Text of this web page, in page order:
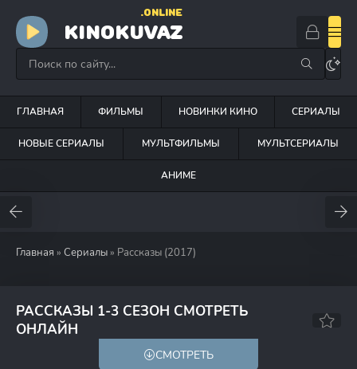
KINOKUVAZ
.ONLINE
ГЛАВНАЯ ФИЛЬМЫ НОВИНКИ КИНО СЕРИАЛЫ
НОВЫЕ СЕРИАЛЫ МУЛЬТФИЛЬМЫ МУЛЬТСЕРИАЛЫ
АНИМЕ
Главная » Сериалы » Рассказы (2017)
РАССКАЗЫ 1-3 СЕЗОН СМОТРЕТЬ
ОНЛАЙН
СМОТРЕТЬ